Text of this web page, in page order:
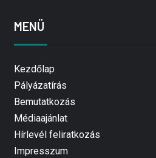
MENÜ
Kezdőlap
Pályázatírás
Bemutatkozás
Médiaajánlat
Hírlevél feliratkozás
Impresszum